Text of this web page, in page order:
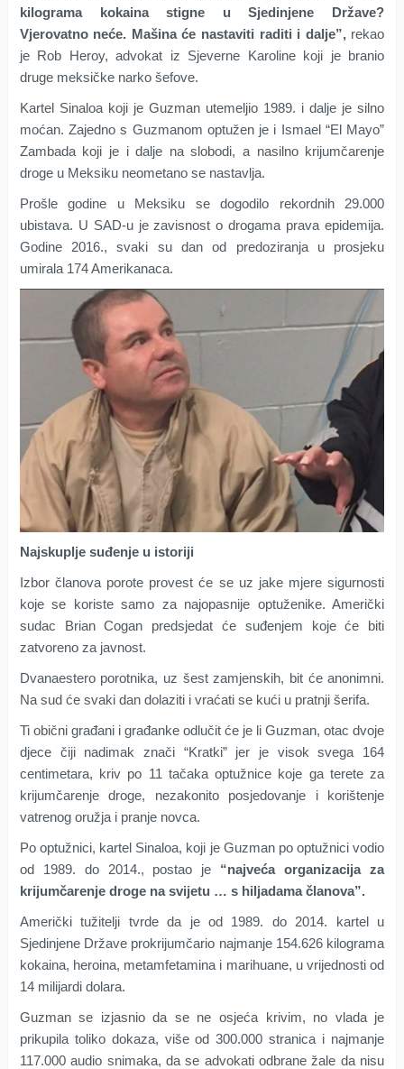
kilograma kokaina stigne u Sjedinjene Države?
Vjerovatno neće. Mašina će nastaviti raditi i dalje”,rekao
je Rob Heroy, advokat iz Sjeverne Karoline koji je branio
druge meksičke narko šefove.
Kartel Sinaloa koji je Guzman utemeljio 1989. i dalje je silno
moćan. Zajedno s Guzmanom optužen je i Ismael “El Mayo”
Zambada koji je i dalje na slobodi, a nasilno krijumčarenje
droge u Meksiku neometano se nastavlja.
Prošle godine u Meksiku se dogodilo rekordnih 29.000
ubistava. U SAD-u je zavisnost o drogama prava epidemija.
Godine 2016., svaki su dan od predoziranja u prosjeku
umirala 174 Amerikanaca.
Najskuplje suđenje u istoriji
Izbor članova porote provest će se uz jake mjere sigurnosti
koje se koriste samo za najopasnije optuženike. Američki
sudac Brian Cogan predsjedat će suđenjem koje će biti
zatvoreno za javnost.
Dvanaestero porotnika, uz šest zamjenskih, bit će anonimni.
Na sud će svaki dan dolaziti i vraćati se kući u pratnji šerifa.
Ti obični građani i građanke odlučit će je li Guzman, otac dvoje
djece čiji nadimak znači “Kratki” jer je visok svega 164
centimetara, kriv po 11 tačaka optužnice koje ga terete za
krijumčarenje droge, nezakonito posjedovanje i korištenje
vatrenog oružja i pranje novca.
Po optužnici, kartel Sinaloa, koji je Guzman po optužnici vodio
od 1989. do 2014., postao je “najveća organizacija za
krijumčarenje droge na svijetu … s hiljadama članova”.
Američki tužitelji tvrde da je od 1989. do 2014. kartel u
Sjedinjene Države prokrijumčario najmanje 154.626 kilograma
kokaina, heroina, metamfetamina i marihuane, u vrijednosti od
14 milijardi dolara.
Guzman se izjasnio da se ne osjeća krivim, no vlada je
prikupila toliko dokaza, više od 300.000 stranica i najmanje
117.000 audio snimaka, da se advokati odbrane žale da nisu